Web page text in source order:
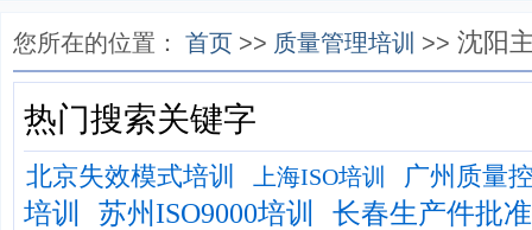
您所在的位置： 首页 >> 质量管理培训 >> 沈阳
热门搜索关键字
北京失效模式培训 上海ISO培训 广州质量
培训 苏州ISO9000培训
长春生产件批